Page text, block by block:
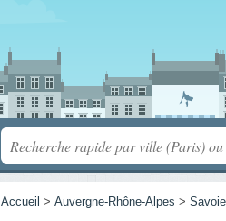
Accueil > Auvergne-Rhône-Alpes > Savoie